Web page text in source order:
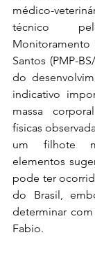
médico-
técnico
Santos (PMP-
do
indicativo
massa
físicas
um filhote
elementos
pode ter
do Brasil,
determinar
Fabio.